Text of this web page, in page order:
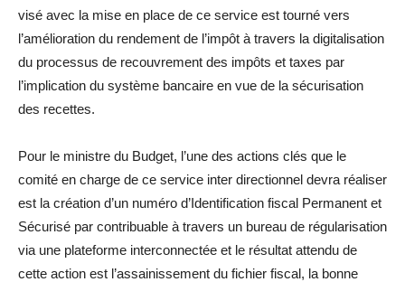
visé avec la mise en place de ce service est tourné vers
l’amélioration du rendement de l’impôt à travers la digitalisation
du processus de recouvrement des impôts et taxes par
l’implication du système bancaire en vue de la sécurisation
des recettes.
Pour le ministre du Budget, l’une des actions clés que le
comité en charge de ce service inter directionnel devra réaliser
est la création d’un numéro d’Identification fiscal Permanent et
Sécurisé par contribuable à travers un bureau de régularisation
via une plateforme interconnectée et le résultat attendu de
cette action est l’assainissement du fichier fiscal, la bonne